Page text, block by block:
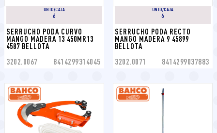
UNID/CAJA
6
SERRUCHO PODA CURVO
MANGO MADERA 13 450MR13
4587 BELLOTA
3202.0067 8414299314045
UNID/CAJA
6
SERRUCHO PODA RECTO
MANGO MADERA 9 45899
BELLOTA
3202.0071 8414299037883